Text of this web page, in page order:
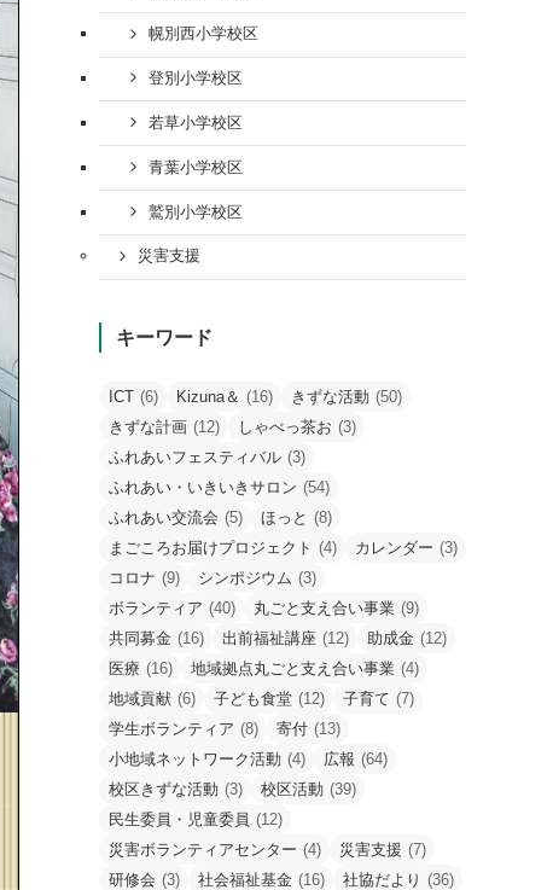
幌別西小学校区
登別小学校区
若草小学校区
青葉小学校区
鷲別小学校区
災害支援
キーワード
ICT (6) Kizuna＆ (16) きずな活動 (50)
きずな計画 (12) しゃべっ茶お (3)
ふれあいフェスティバル (3)
ふれあい・いきいきサロン (54)
ふれあい交流会 (5) ほっと (8)
まごころお届けプロジェクト (4) カレンダー (3)
コロナ (9) シンポジウム (3)
ボランティア (40) 丸ごと支え合い事業 (9)
共同募金 (16) 出前福祉講座 (12) 助成金 (12)
医療 (16) 地域拠点丸ごと支え合い事業 (4)
地域貢献 (6) 子ども食堂 (12) 子育て (7)
学生ボランティア (8) 寄付 (13)
小地域ネットワーク活動 (4) 広報 (64)
校区きずな活動 (3) 校区活動 (39)
民生委員・児童委員 (12)
災害ボランティアセンター (4) 災害支援 (7)
研修会 (3) 社会福祉基金 (16) 社協だより (36)